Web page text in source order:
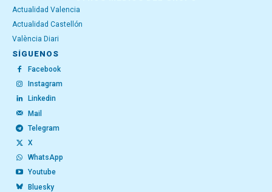
Actualidad Valencia
Actualidad Castellón
València Diari
SÍGUENOS
Facebook
Instagram
Linkedin
Mail
Telegram
X
WhatsApp
Youtube
Bluesky